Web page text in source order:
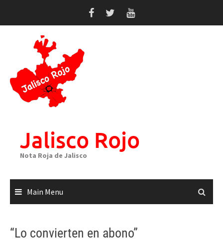
Jalisco Rojo
Nota Roja de Jalisco
Main Menu
“Lo convierten en abono”